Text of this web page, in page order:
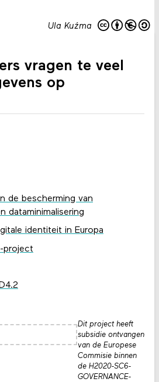
Ula Kuźma
vragen te veel
op
de bescherming van
dataminimalisering
identiteit in Europa
project
Dit project heeft
subsidie ontvangen
van de Europese
Commisie binnen
de H2020-SC6-
GOVERNANCE-